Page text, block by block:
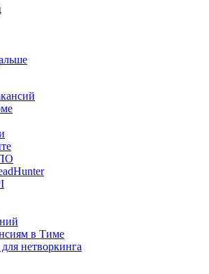
в Тиме
нетворкинга